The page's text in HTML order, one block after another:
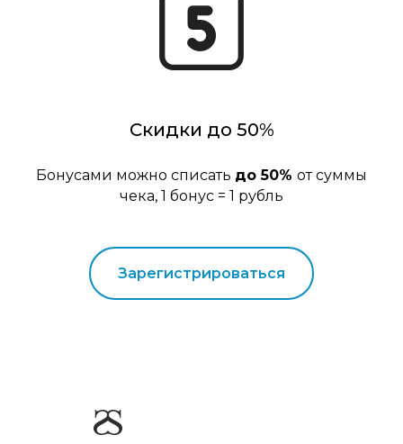
Скидки до 50%
Бонусами можно списать до 50% от суммы
чека, 1 бонус = 1 рубль
Зарегистрироваться